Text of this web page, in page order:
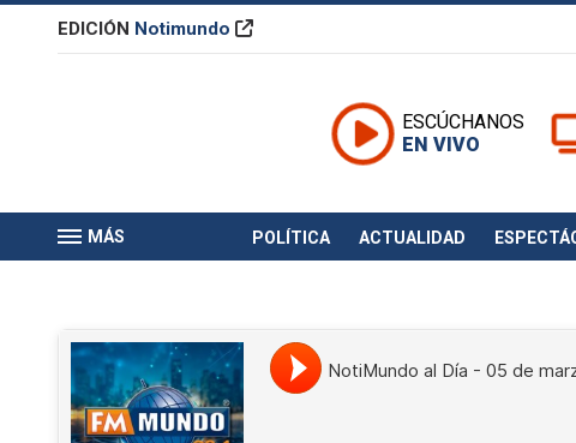
EDICIÓN Notimundo
ESCÚCHANOS
EN VIVO
MÁS POLÍTICA ACTUALIDAD